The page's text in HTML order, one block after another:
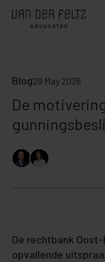
Blog29 May 2026
De
De rechtbank
opvallende